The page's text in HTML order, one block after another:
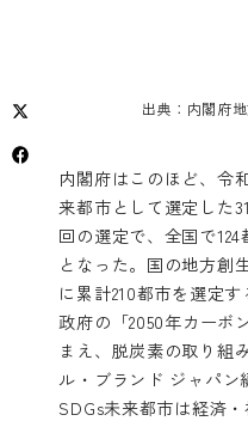
出典：内閣府
内閣府はこのほど、令
来都市として選定した
回の選定で、全国で
となった。国の地方創
に累計210都市を選定
政府の「2050年カーボ
まえ、脱炭素の取り組
ル・ブランド ジャパン
SDGs未来都市は経済